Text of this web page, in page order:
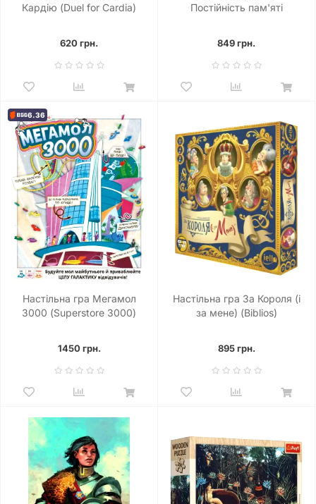
Кардію (Duel for Cardia)
620 грн.
Постійність пам'яті
849 грн.
6.36
Настільна гра Мегамол
3000 (Superstore 3000)
1450 грн.
Настільна гра За Короля (і
за мене) (Biblios)
895 грн.